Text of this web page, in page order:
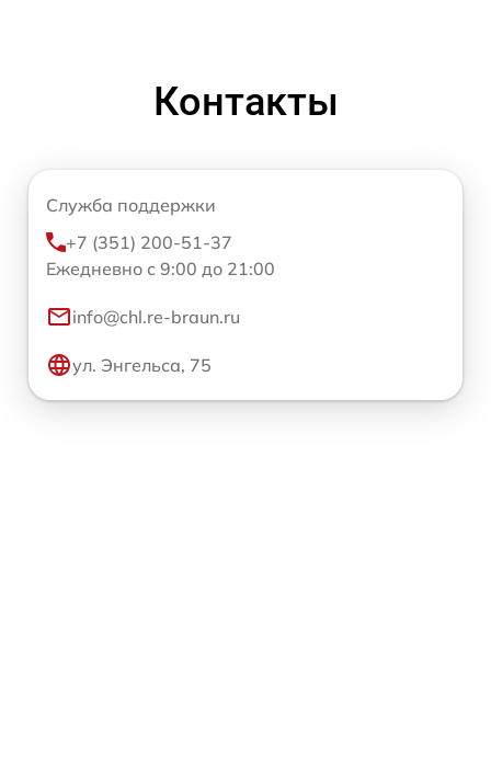
Контакты
Служба поддержки
+7 (351) 200-51-37
Ежедневно с 9:00 до 21:00
info@chl.re-braun.ru
ул. Энгельса, 75